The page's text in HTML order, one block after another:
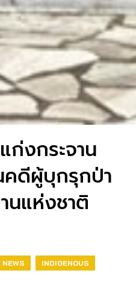
ก่งกระจาน
คดีผู้บุกรุกป่า
นแห่งชาติ​
NEWS INDIGENOUS